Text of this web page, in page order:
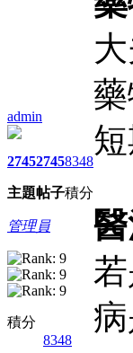
admin
2745
主題
2745
帖子
8348
積分
管理員
積分
8348